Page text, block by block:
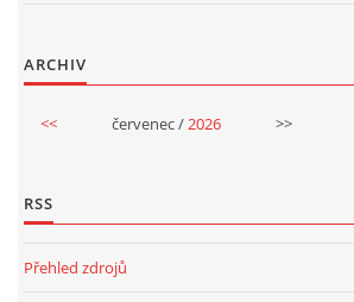
ARCHIV
<< červenec /2026 >>
RSS
Přehled zdrojů